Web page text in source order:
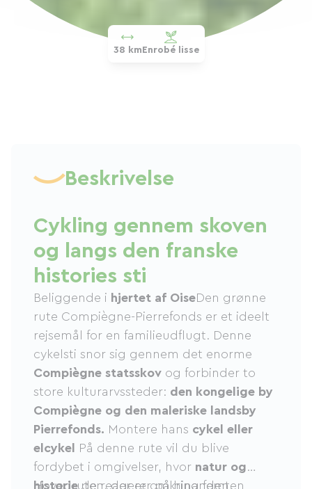
38 kmEnrobé lisse
Beskrivelse
Cykling gennem skoven
og langs den franske
histories sti
Beliggende i hjertet af OiseDen grønne
rute Compiègne-Pierrefonds er et ideelt
rejsemål for en familieudflugt. Denne
cykelsti snor sig gennem det enorme
Compiègne statsskov og forbinder to
store kulturarvssteder: den kongelige by
Compiègne og den maleriske landsby
Pierrefonds. Montere hans cykel eller
elcykel
På denne rute vil du blive
fordybet i omgivelser, hvor natur og
historiede reagerer på hinanden.
Hovedruten, der er omkring femten